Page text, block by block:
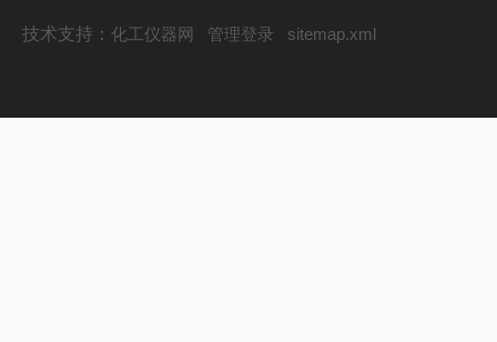
技术支持： 化工仪器网 管理登录 sitemap.xml